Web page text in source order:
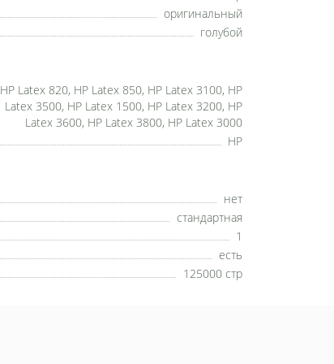
оригинальный
голубой
HP Latex 820, HP Latex 850, HP Latex 3100, HP
Latex 3500, HP Latex 1500, HP Latex 3200, HP
Latex 3600, HP Latex 3800, HP Latex 3000
HP
нет
стандартная
1
есть
125000 стр